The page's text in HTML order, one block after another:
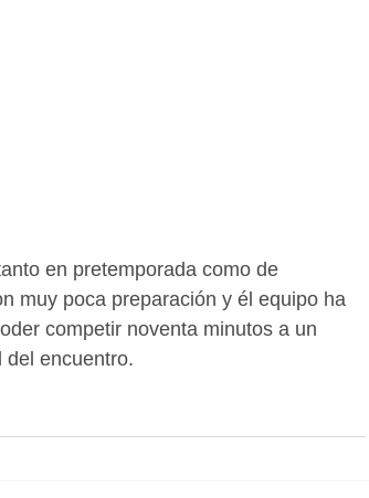
en pretemporada como de
muy poca preparación y él equipo ha
competir noventa minutos a un
del encuentro.